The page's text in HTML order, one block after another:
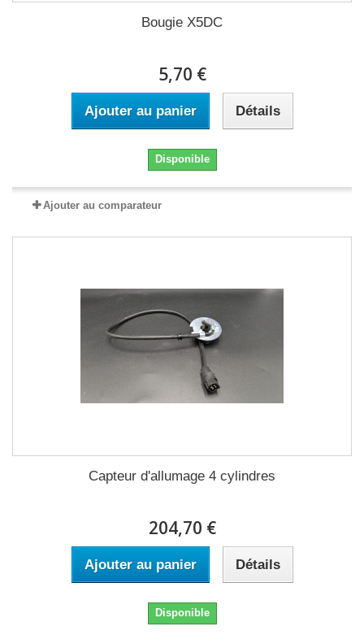
Bougie X5DC
5,70 €
Ajouter au panier Détails
Disponible
Ajouter au comparateur
Capteur d'allumage 4 cylindres
204,70 €
Ajouter au panier Détails
Disponible